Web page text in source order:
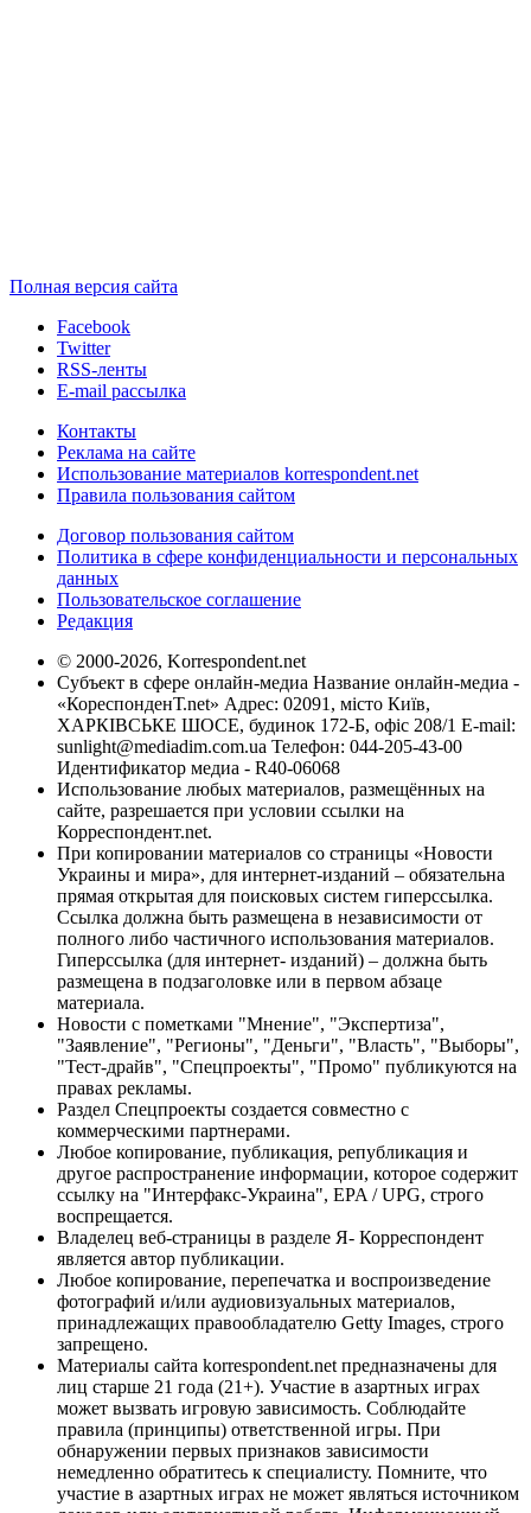
Полная версия сайта
Facebook
Twitter
RSS-ленты
E-mail рассылка
Контакты
Реклама на сайте
Использование материалов korrespondent.net
Правила пользования сайтом
Договор пользования сайтом
Политика в сфере конфиденциальности и персональных
данных
Пользовательское соглашение
Редакция
© 2000-2026, Korrespondent.net
Субъект в сфере онлайн-медиа Название онлайн-медиа -
«КореспонденТ.net» Адрес: 02091, місто Київ,
ХАРКІВСЬКЕ ШОСЕ, будинок 172-Б, офіс 208/1 E-mail:
sunlight@mediadim.com.ua Телефон: 044-205-43-00
Идентификатор медиа - R40-06068
Использование любых материалов, размещённых на
сайте, разрешается при условии ссылки на
Корреспондент.net.
При копировании материалов со страницы «Новости
Украины и мира», для интернет-изданий – обязательна
прямая открытая для поисковых систем гиперссылка.
Ссылка должна быть размещена в независимости от
полного либо частичного использования материалов.
Гиперссылка (для интернет- изданий) – должна быть
размещена в подзаголовке или в первом абзаце
материала.
Новости с пометками "Мнение", "Экспертиза",
"Заявление", "Регионы", "Деньги", "Власть", "Выборы",
"Тест-драйв", "Спецпроекты", "Промо" публикуются на
правах рекламы.
Раздел Спецпроекты создается совместно с
коммерческими партнерами.
Любое копирование, публикация, републикация и
другое распространение информации, которое содержит
ссылку на "Интерфакс-Украина", EPA / UPG, строго
воспрещается.
Владелец веб-страницы в разделе Я- Корреспондент
является автор публикации.
Любое копирование, перепечатка и воспроизведение
фотографий и/или аудиовизуальных материалов,
принадлежащих правообладателю Getty Images, строго
запрещено.
Материалы сайта korrespondent.net предназначены для
лиц старше 21 года (21+). Участие в азартных играх
может вызвать игровую зависимость. Соблюдайте
правила (принципы) ответственной игры. При
обнаружении первых признаков зависимости
немедленно обратитесь к специалисту. Помните, что
участие в азартных играх не может являться источником